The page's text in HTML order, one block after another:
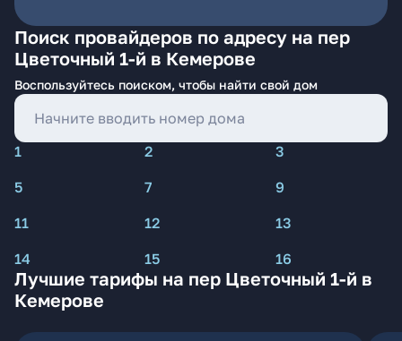
Поиск провайдеров по адресу на пер
Цветочный 1-й в Кемерове
Воспользуйтесь поиском, чтобы найти свой дом
1 2
3
5
7
9
11
12
13
14
15 16
Лучшие тарифы на пер Цветочный 1-й в
Кемерове